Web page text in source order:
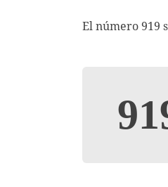
El número 919